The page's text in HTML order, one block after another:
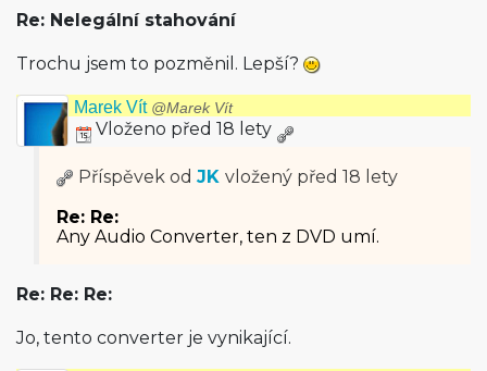
Re: Nelegální stahování
Trochu jsem to pozměnil. Lepší?
Marek Vít @Marek Vít
Vloženo před 18 lety
Příspěvek od JK vložený před 18 lety
Re: Re:
Any Audio Converter, ten z DVD umí.
Re: Re: Re:
Jo, tento converter je vynikající.